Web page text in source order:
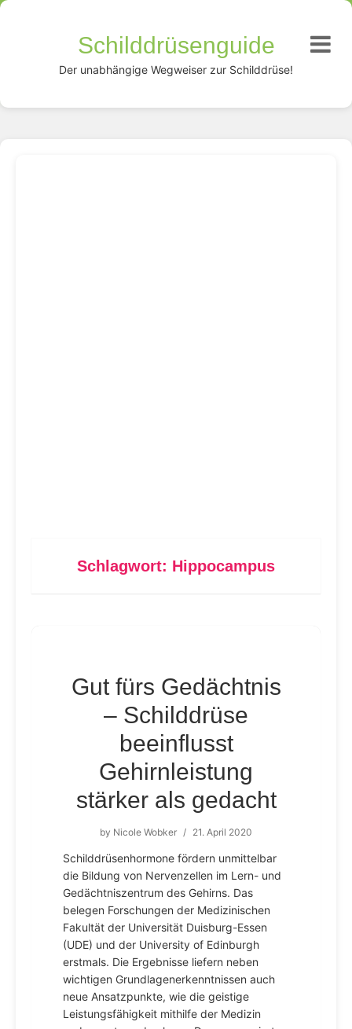
Schilddrüsenguide
Der unabhängige Wegweiser zur Schilddrüse!
Schlagwort: Hippocampus
Gut fürs Gedächtnis
– Schilddrüse
beeinflusst
Gehirnleistung
stärker als gedacht
by Nicole Wobker / 21. April 2020
Schilddrüsenhormone fördern unmittelbar
die Bildung von Nervenzellen im Lern- und
Gedächtniszentrum des Gehirns. Das
belegen Forschungen der Medizinischen
Fakultät der Universität Duisburg-Essen
(UDE) und der University of Edinburgh
erstmals. Die Ergebnisse liefern neben
wichtigen Grundlagenerkenntnissen auch
neue Ansatzpunkte, wie die geistige
Leistungsfähigkeit mithilfe der Medizin